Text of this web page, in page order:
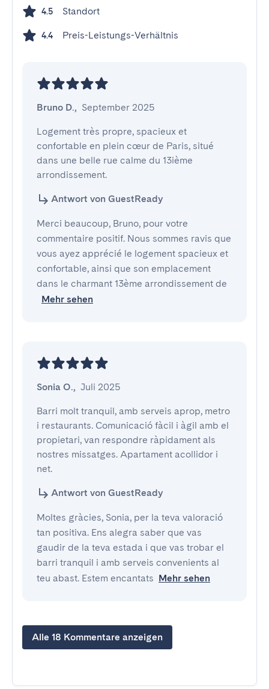
4.5 Standort
4.4 Preis-Leistungs-Verhältnis
Bruno D., September 2025
Logement très propre, spacieux et
confortable en plein cœur de Paris, situé
dans une belle rue calme du 13ième
arrondissement.
Antwort von GuestReady
Merci beaucoup, Bruno, pour votre
commentaire positif. Nous sommes ravis que
vous ayez apprécié le logement spacieux et
confortable, ainsi que son emplacement
dans le charmant 13ème arrondissement de
Mehr sehen
Sonia O., Juli 2025
Barri molt tranquil, amb serveis aprop, metro
i restaurants. Comunicació fàcil i àgil amb el
propietari, van respondre ràpidament als
nostres missatges. Apartament acollidor i
net.
Antwort von GuestReady
Moltes gràcies, Sonia, per la teva valoració
tan positiva. Ens alegra saber que vas
gaudir de la teva estada i que vas trobar el
barri tranquil i amb serveis convenients al
teu abast. Estem encantats Mehr sehen
Alle 18 Kommentare anzeigen